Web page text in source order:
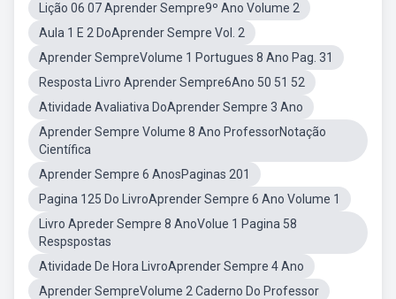
Lição 06 07 Aprender Sempre9º Ano Volume 2
Aula 1 E 2 DoAprender Sempre Vol. 2
Aprender SempreVolume 1 Portugues 8 Ano Pag. 31
Resposta Livro Aprender Sempre6Ano 50 51 52
Atividade Avaliativa DoAprender Sempre 3 Ano
Aprender Sempre Volume 8 Ano ProfessorNotação
Científica
Aprender Sempre 6 AnosPaginas 201
Pagina 125 Do LivroAprender Sempre 6 Ano Volume 1
Livro Apreder Sempre 8 AnoVolue 1 Pagina 58
Respspostas
Atividade De Hora LivroAprender Sempre 4 Ano
Aprender SempreVolume 2 Caderno Do Professor